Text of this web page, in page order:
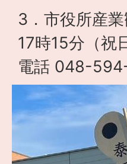
3．市役所産
17時15分（祝
電話 048-